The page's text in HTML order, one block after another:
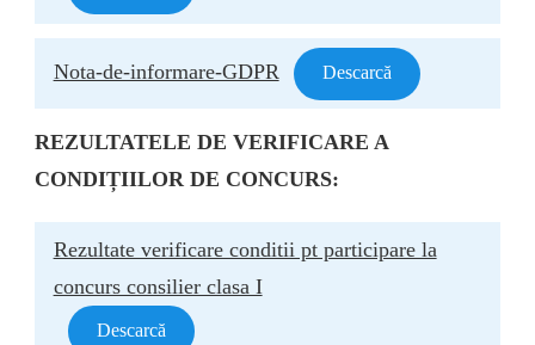
Nota-de-informare-GDPR Descarcă
REZULTATELE DE VERIFICARE A
CONDIȚIILOR DE CONCURS:
Rezultate verificare conditii pt participare la
concurs consilier clasa I
Descarcă